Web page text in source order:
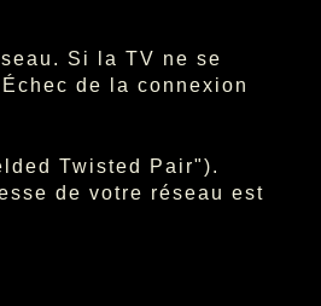
Si la TV ne se
de la connexion
Twisted Pair").
de votre réseau est